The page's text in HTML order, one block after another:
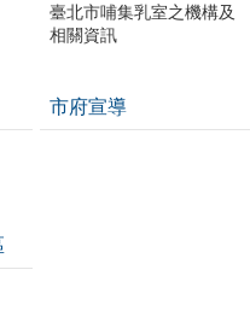
臺北市哺集乳室之機構及
相關資訊
市府宣導